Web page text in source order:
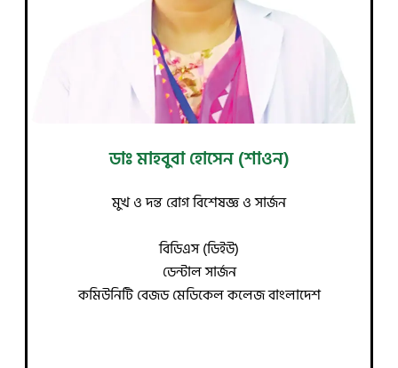
ডাঃ মাহবুবা হোসেন (শাওন)
মুখ ও দন্ত রোগ বিশেষজ্ঞ ও সার্জন
বিডিএস (ডিইউ)
ডেন্টাল সার্জন
কমিউনিটি বেজড মেডিকেল কলেজ বাংলাদেশ